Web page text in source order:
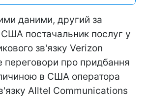
даними, другий за
постачальник послуг у
зв'язку Verizon
переговори про придбання
в США оператора
Alltel Communications